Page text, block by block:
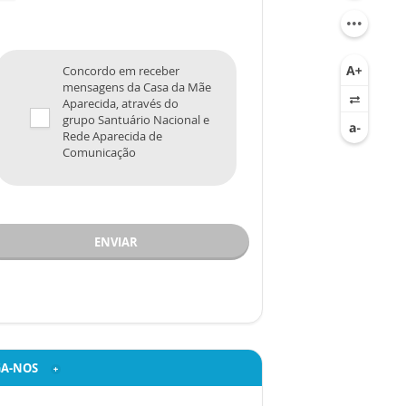
Concordo em receber
mensagens da Casa da Mãe
Aparecida, através do
grupo Santuário Nacional e
Rede Aparecida de
Comunicação
ENVIAR
NOS